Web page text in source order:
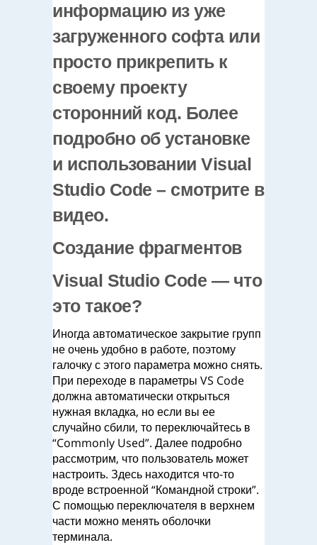
информацию из уже
загруженного софта или
просто прикрепить к
своему проекту
сторонний код. Более
подробно об установке
и использовании Visual
Studio Code – смотрите в
видео.
Создание фрагментов
Visual Studio Code — что
это такое?
Иногда автоматическое закрытие групп
не очень удобно в работе, поэтому
галочку с этого параметра можно снять.
При переходе в параметры VS Code
должна автоматически открыться
нужная вкладка, но если вы ее
случайно сбили, то переключайтесь в
“Commonly Used”. Далее подробно
рассмотрим, что пользователь может
настроить. Здесь находится что-то
вроде встроенной “Командной строки”.
С помощью переключателя в верхнем
части можно менять оболочки
терминала.